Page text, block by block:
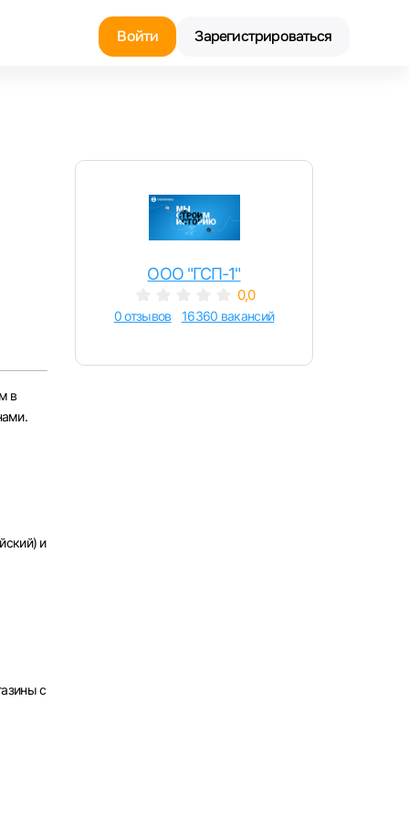
Войти Зарегистрироваться
в
и
с
ООО "ГСП-1"
0,0
0 отзывов 16360 вакансий